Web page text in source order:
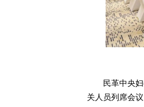
民革中央
关人员列席会议